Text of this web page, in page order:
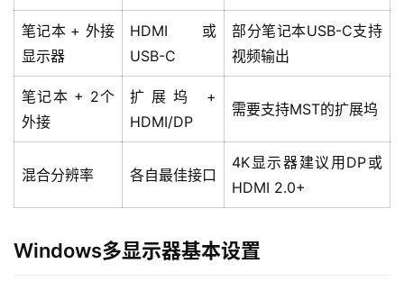
笔记本 + 外接
显示器
HDMI或
USB-C
部分笔记本USB-C支持
视频输出
笔记本 + 2个
外接
扩展坞 +
HDMI/DP
需要支持MST的扩展坞
混合分辨率 各自最佳接口
4K显示器建议用DP或
HDMI 2.0+
Windows多显示器基本设置